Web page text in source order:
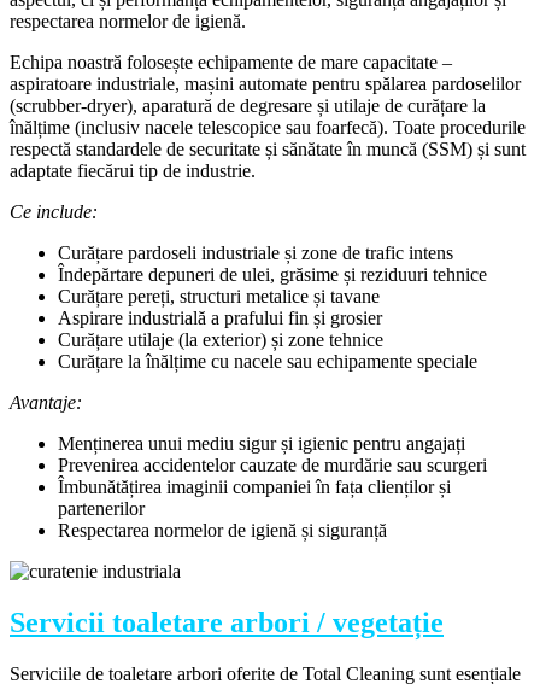
respectarea normelor de igienă.
Echipa noastră folosește echipamente de mare capacitate –
aspiratoare industriale, mașini automate pentru spălarea pardoselilor
(scrubber-dryer), aparatură de degresare și utilaje de curățare la
înălțime (inclusiv nacele telescopice sau foarfecă). Toate procedurile
respectă standardele de securitate și sănătate în muncă (SSM) și sunt
adaptate fiecărui tip de industrie.
Ce include:
Curățare pardoseli industriale și zone de trafic intens
Îndepărtare depuneri de ulei, grăsime și reziduuri tehnice
Curățare pereți, structuri metalice și tavane
Aspirare industrială a prafului fin și grosier
Curățare utilaje (la exterior) și zone tehnice
Curățare la înălțime cu nacele sau echipamente speciale
Avantaje:
Menținerea unui mediu sigur și igienic pentru angajați
Prevenirea accidentelor cauzate de murdărie sau scurgeri
Îmbunătățirea imaginii companiei în fața clienților și
partenerilor
Respectarea normelor de igienă și siguranță
Servicii toaletare arbori / vegetație
Serviciile de toaletare arbori oferite de Total Cleaning sunt esențiale